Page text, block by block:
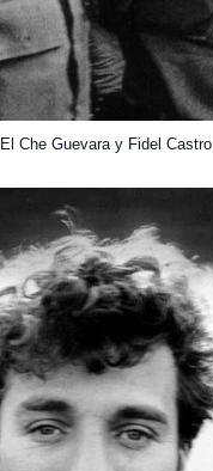
El Che Guevara y Fidel Castro